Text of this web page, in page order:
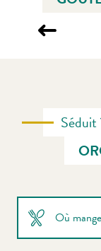
Séduit
Où